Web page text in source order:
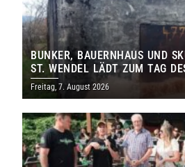
BUNKER, BAUERNHAUS UND
ST. WENDEL LÄDT ZUM TAG
DENKMALS EIN
Freitag, 7. August 2026